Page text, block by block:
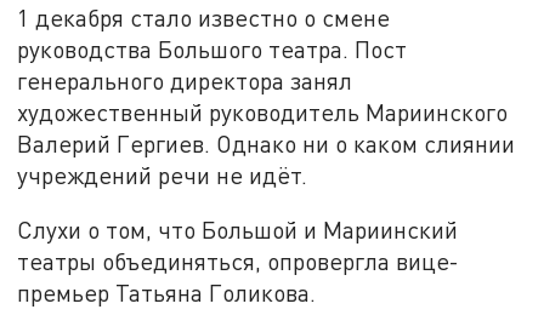
1 декабря стало известно о смене
руководства Большого театра. Пост
генерального директора занял
художественный руководитель Мариинского
Валерий Гергиев. Однако ни о каком слиянии
учреждений речи не идёт.
Слухи о том, что Большой и Мариинский
театры объединяться, опровергла вице-
премьер Татьяна Голикова.